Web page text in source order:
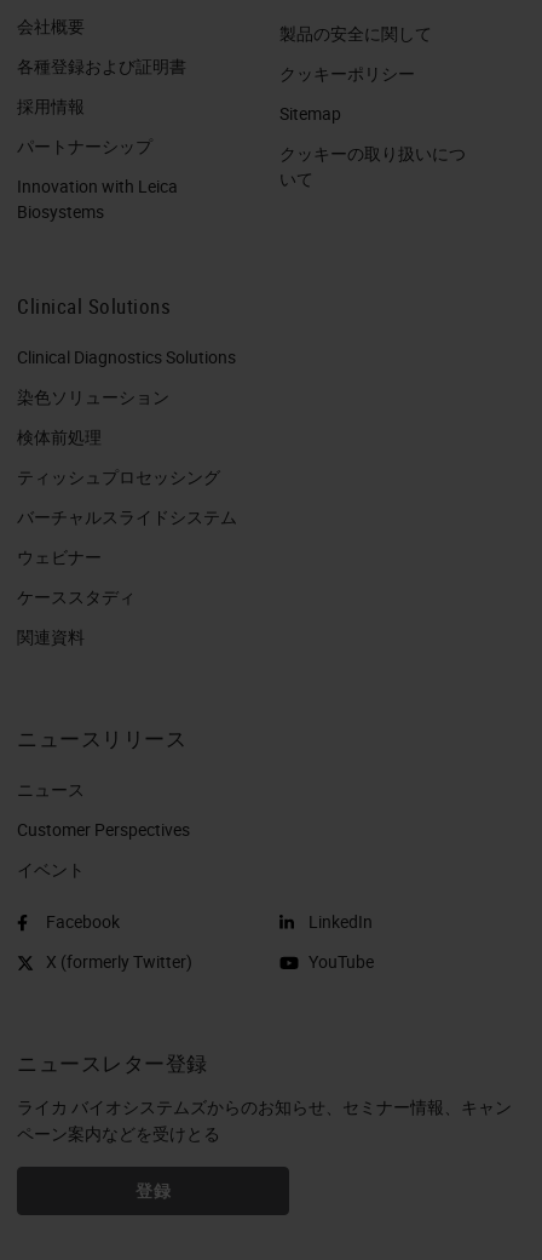
会社概要
各種登録および証明書
採用情報
パートナーシップ
Innovation with Leica
Biosystems
製品の安全に関して
クッキーポリシー
Sitemap
クッキーの取り扱いにつ
いて
Clinical Solutions
Clinical Diagnostics Solutions
染色ソリューション
検体前処理
ティッシュプロセッシング
バーチャルスライドシステム
ウェビナー
ケーススタディ
関連資料
ニュースリリース
ニュース
Customer Perspectives​
イベント
Facebook
X (formerly Twitter)
LinkedIn
YouTube
ニュースレター登録
ライカ バイオシステムズからのお知らせ、セミナー情報、キャン
ペーン案内などを受けとる
登録